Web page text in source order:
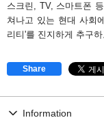
스크린, TV, 스마트폰
쳐나고 있는 현대 사회
리티'를 진지하게 추구
Share
Information